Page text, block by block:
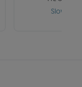
Slowakei